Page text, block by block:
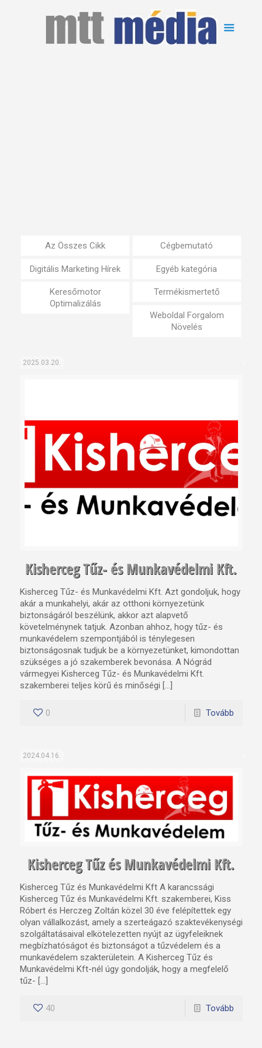
Az Összes Cikk Cégbemutató
Digitális Marketing Hírek Egyéb kategória
Keresőmotor
Optimalizálás
Termékismertető
Weboldal Forgalom
Növelés
2025.03.20.
Kisherceg Tűz- és Munkavédelmi Kft.
Kisherceg Tűz- és Munkavédelmi Kft. Azt gondoljuk, hogy
akár a munkahelyi, akár az otthoni környezetünk
biztonságáról beszélünk, akkor azt alapvető
követelménynek tatjuk. Azonban ahhoz, hogy tűz- és
munkavédelem szempontjából is ténylegesen
biztonságosnak tudjuk be a környezetünket, kimondottan
szükséges a jó szakemberek bevonása. A Nógrád
vármegyei Kisherceg Tűz- és Munkavédelmi Kft.
szakemberei teljes körű és minőségi […]
0 Tovább
2024.04.16.
Kisherceg Tűz és Munkavédelmi Kft.
Kisherceg Tűz és Munkavédelmi Kft A karancssági
Kisherceg Tűz és Munkavédelmi Kft. szakemberei, Kiss
Róbert és Herczeg Zoltán közel 30 éve felépítettek egy
olyan vállalkozást, amely a szerteágazó szaktevékenységi
szolgáltatásaival elkötelezetten nyújt az ügyfeleiknek
megbízhatóságot és biztonságot a tűzvédelem és a
munkavédelem szakterületein. A Kisherceg Tűz és
Munkavédelmi Kft-nél úgy gondolják, hogy a megfelelő
tűz- […]
40 Tovább